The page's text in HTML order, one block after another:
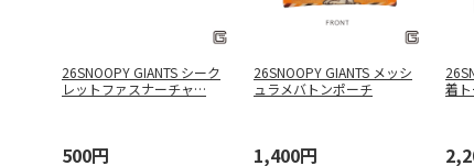
26SNOOPY GIANTS シーク
レットファスナーチャ…
500円
26SNOOPY GIANTS メッシ
ュラメバトンポーチ
1,400円
着